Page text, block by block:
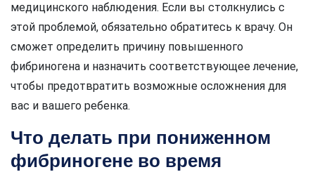
медицинского наблюдения. Если вы столкнулись с
этой проблемой, обязательно обратитесь к врачу. Он
сможет определить причину повышенного
фибриногена и назначить соответствующее лечение,
чтобы предотвратить возможные осложнения для
вас и вашего ребенка.
Что делать при пониженном
фибриногене во время